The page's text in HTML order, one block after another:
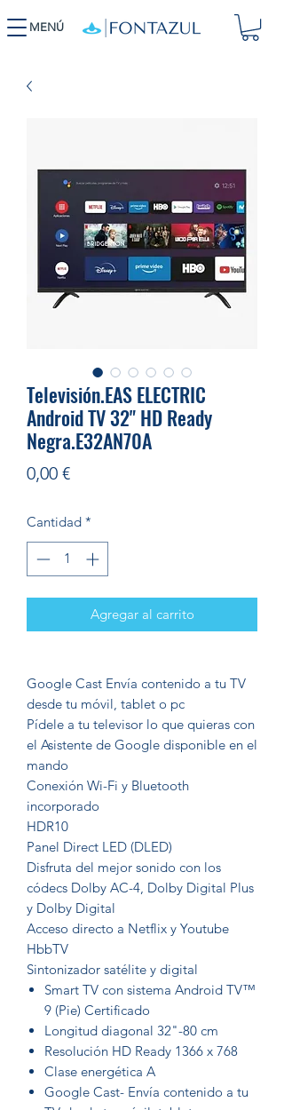
MENÚ
Televisión.EAS ELECTRIC
Android TV 32" HD Ready
Negra.E32AN70A
0,00 €Precio
Cantidad *
Agregar al carrito
Google Cast Envía contenido a tu TV
desde tu móvil, tablet o pc
Pídele a tu televisor lo que quieras con
el Asistente de Google disponible en el
mando
Conexión Wi-Fi y Bluetooth
incorporado
HDR10
Panel Direct LED (DLED)
Disfruta del mejor sonido con los
códecs Dolby AC-4, Dolby Digital Plus
y Dolby Digital
Acceso directo a Netflix y Youtube
HbbTV
Sintonizador satélite y digital
Smart TV con sistema Android TV™
9 (Pie) Certificado
Longitud diagonal 32"-80 cm
Resolución HD Ready 1366 x 768
Clase energética A
Google Cast- Envía contenido a tu